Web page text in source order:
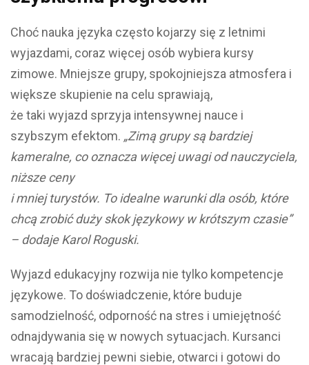
Choć nauka języka często kojarzy się z letnimi
wyjazdami, coraz więcej osób wybiera kursy
zimowe. Mniejsze grupy, spokojniejsza atmosfera i
większe skupienie na celu sprawiają,
że taki wyjazd sprzyja intensywnej nauce i
szybszym efektom. „Zimą grupy są bardziej
kameralne, co oznacza więcej uwagi od nauczyciela,
niższe ceny
i mniej turystów. To idealne warunki dla osób, które
chcą zrobić duży skok językowy w krótszym czasie”
– dodaje Karol Roguski.
Wyjazd edukacyjny rozwija nie tylko kompetencje
językowe. To doświadczenie, które buduje
samodzielność, odporność na stres i umiejętność
odnajdywania się w nowych sytuacjach. Kursanci
wracają bardziej pewni siebie, otwarci i gotowi do